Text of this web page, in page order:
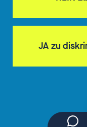
JA zu